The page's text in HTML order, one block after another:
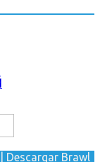
Descargar Brawl